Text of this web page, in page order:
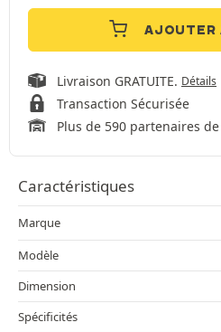
AJOUTER
Livraison GRATUITE. Détails
Transaction Sécurisée
Plus de 590 partenaires
Caractéristiques
Marque
Modèle
Dimension
Spécificités